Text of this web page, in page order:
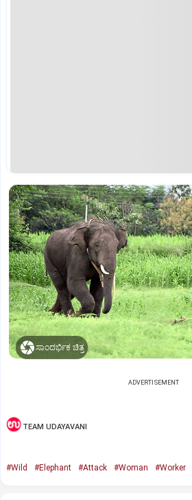
ಸಾಂದರ್ಭಿಕ ಚಿತ್ರ
ADVERTISEMENT
TEAM UDAYAVANI
#Wild #Elephant #Attack #Woman #Worker